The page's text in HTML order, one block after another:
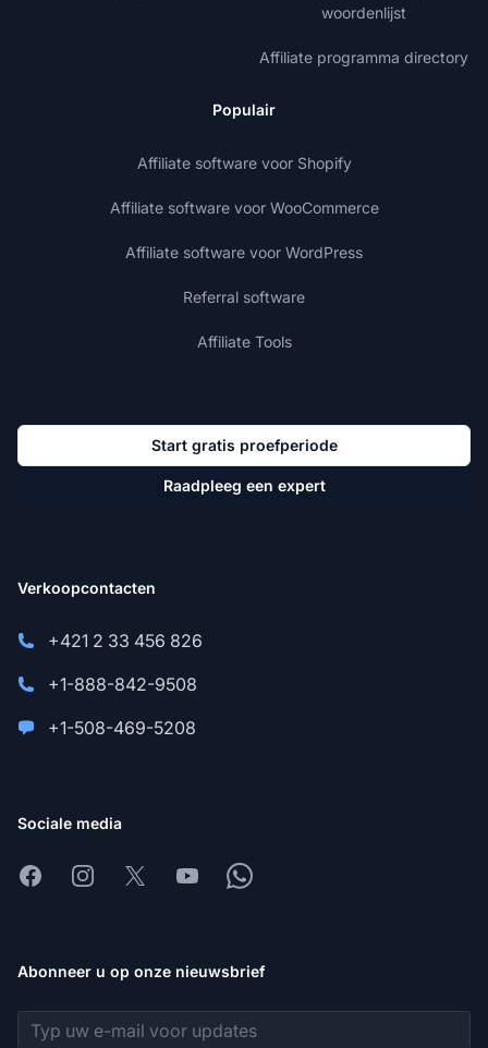
woordenlijst
Affiliate programma directory
Populair
Affiliate software voor Shopify
Affiliate software voor WooCommerce
Affiliate software voor WordPress
Referral software
Affiliate Tools
Start gratis proefperiode
Raadpleeg een expert
Verkoopcontacten
+421 2 33 456 826
+1-888-842-9508
+1-508-469-5208
Sociale media
FacebookInstagram
X YoutubeWhatsapp
Abonneer u op onze nieuwsbrief
E-mailadres